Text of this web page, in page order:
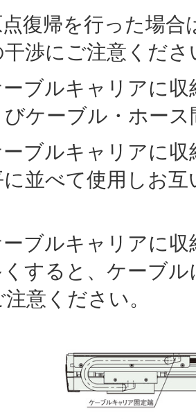
復帰を行った場
渉にご注意くださ
ブルキャリアに
ケーブル・ホー
ブルキャリアに
に並べて使用しお
ブルキャリアに
すると、ケーブ
意ください。